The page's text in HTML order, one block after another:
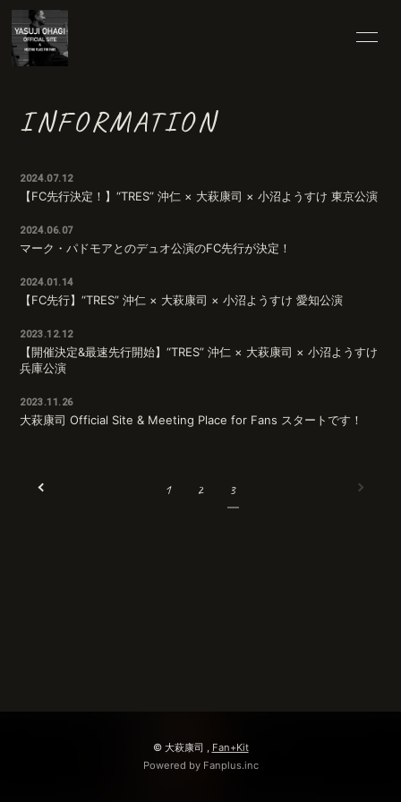
PROFILE
VIDEO
DISCOGRAPHY
BLOG
MOVIE
RADIO
PHOTO
無料会員登録 ログイン
INFORMATION
2024.07.12
【FC先行決定！】“TRES” 沖仁 × 大萩康司 × 小沼ようすけ 東京公演
2024.06.07
マーク・パドモアとのデュオ公演のFC先行が決定！
2024.01.14
【FC先行】“TRES” 沖仁 × 大萩康司 × 小沼ようすけ 愛知公演
2023.12.12
【開催決定&最速先行開始】“TRES” 沖仁 × 大萩康司 × 小沼ようすけ
兵庫公演
2023.11.26
大萩康司 Official Site & Meeting Place for Fans スタートです！
1 2 3
© 大萩康司 , Fan+Kit
Powered by Fanplus.inc